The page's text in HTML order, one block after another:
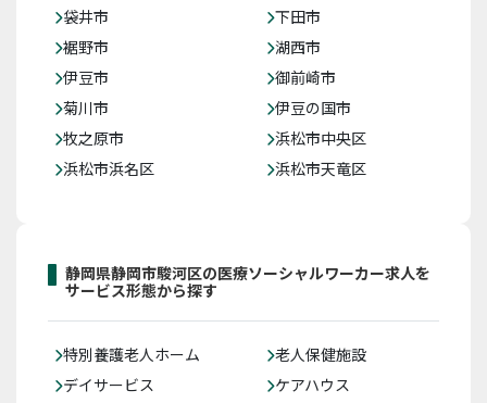
袋井市
下田市
裾野市
湖西市
伊豆市
御前崎市
菊川市
伊豆の国市
牧之原市
浜松市中央区
浜松市浜名区
浜松市天竜区
静岡県静岡市駿河区の医療ソーシャルワーカー求人を
サービス形態から探す
特別養護老人ホーム
老人保健施設
デイサービス
ケアハウス